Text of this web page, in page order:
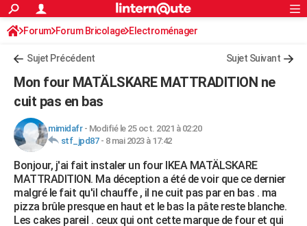
ACTUALITÉS
Politique
Société
Faits Divers
Education
Monde
Villes
+
Programme TV
Streaming
Cinéma
Sorties cinéma
Musique
FINANCE
Retraite
Impôts
Epargne
Immobilier
Risques naturels par ville
Banque
Assurance
Crédit
AUTO
Essais
Réserver un essai
Citadines
Berlines
SUV
Forum auto
HIGH-TECH
Mobiles
Meilleur smartphone
Internet
Ordinateurs
Jeux vidéo
Guide high-tech
BRICOLAGE
Forum
Aménagement intérieur
Extérieur
Cuisine
Salle de bains
Jardinage
Rangement
WEEK-END
S'inscrire
Connexion
Forum Forum Bricolage Electroménager
Sujet Précédent Sujet Suivant
Mon four MATÄLSKARE MATTRADITION ne
cuit pas en bas
mimidafr- Modifié le 25 oct. 2021 à 02:20
stf_jpd87- 8 mai 2023 à 17:42
Bonjour, j'ai fait instaler un four IKEA MATÄLSKARE
MATTRADITION. Ma déception a été de voir que ce dernier
malgré le fait qu'il chauffe , il ne cuit pas par en bas . ma
pizza brûle presque en haut et le bas la pâte reste blanche.
Les cakes pareil . ceux qui ont cette marque de four et qui